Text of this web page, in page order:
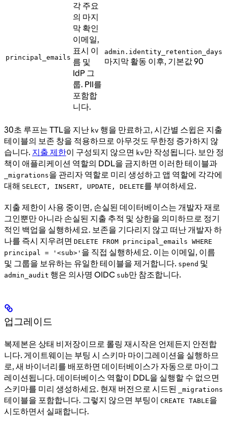
principal_emails
각 주요
의 마지
막 확인
이메일,
표시 이
름 및
IdP 그
룹. PII를
포함합
니다.
admin.identity_retention_days
마지막 활동 이후, 기본값 90
30초 루프는 TTL을 지난 kv 행을 만료하고, 시간별 스윕은 지출
테이블의 보존 창을 적용하므로 아무것도 무한정 증가하지 않
습니다. 지출 제한이 구성되지 않으면 kv만 작성됩니다. 보안 정
책이 애플리케이션 역할의 DDL을 금지하면 이러한 테이블과
_migrations을 관리자 역할로 미리 생성하고 앱 역할에 각각에
대해 SELECT, INSERT, UPDATE, DELETE를 부여하세요.
지출 제한이 사용 중이면, 손실된 데이터베이스는 개발자 재로
그인뿐만 아니라 손실된 지출 추적 및 상한을 의미하므로 정기
적인 백업을 실행하세요. 보존을 기다리지 않고 떠난 개발자 하
나를 즉시 지우려면 DELETE FROM principal_emails WHERE
principal = '<sub>' 을 직접 실행하세요. 이는 이메일, 이름
및 그룹을 보유하는 유일한 테이블을 제거합니다. spend 및
admin_audit 행은 의사명 OIDC sub만 참조합니다.
업그레이드
복제본은 상태 비저장이므로 롤링 재시작은 언제든지 안전합
니다. 게이트웨이는 부팅 시 스키마 마이그레이션을 실행하므
로, 새 바이너리를 배포하면 데이터베이스가 자동으로 마이그
레이션됩니다. 데이터베이스 역할이 DDL을 실행할 수 없으면
스키마를 미리 생성하세요. 현재 버전으로 시드된
_migrations
테이블을 포함합니다. 그렇지 않으면 부팅이 CREATE TABLE을
시도하면서 실패합니다.